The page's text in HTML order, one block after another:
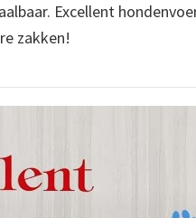
Excellent
zakken!